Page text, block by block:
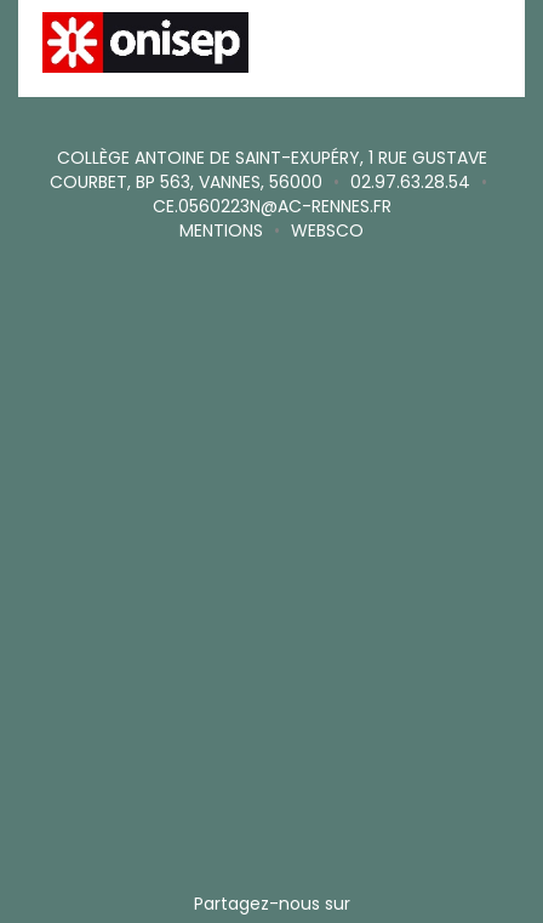
COLLÈGE ANTOINE DE SAINT-EXUPÉRY, 1 RUE GUSTAVE
COURBET, BP 563, VANNES, 56000 • 02.97.63.28.54 •
CE.0560223N@AC-RENNES.FR
MENTIONS • WEBSCO
Partagez-nous sur